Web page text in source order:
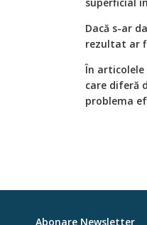
Dacă s-ar
rezultat ar
În
care diferă
problema
Abonare Newsletter